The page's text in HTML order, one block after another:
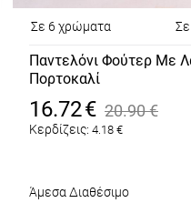
Σε 6 χρώματα Σε
Παντελόνι Φούτερ Με
Πορτοκαλί
16.72€ 20.90€
Κερδίζεις: 4.18 €
Άμεσα Διαθέσιμο